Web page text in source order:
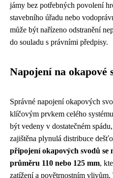
jámy bez potřebných povolení
stavebního úřadu nebo
může být nařízeno odstranění
do souladu s právními předpisy.
Napojení na okapové
Správné napojení okapových
klíčovým prvkem celého
být vedeny v dostatečném
zajištěna plynulá distribuce
připojení okapových svodů
průměru 110 nebo 125 mm,
zatížení a povětrnostním